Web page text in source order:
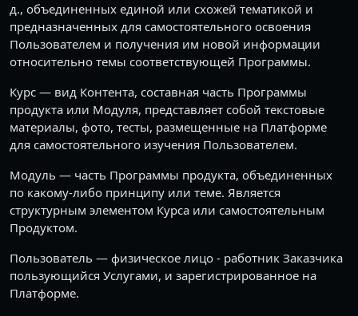
д., объединенных единой или схожей тематикой и
предназначенных для самостоятельного освоения
Пользователем и получения им новой информации
относительно темы соответствующей Программы.
Курс — вид Контента, составная часть Программы
продукта или Модуля, представляет собой текстовые
материалы, фото, тесты, размещенные на Платформе
для самостоятельного изучения Пользователем.
Модуль — часть Программы продукта, объединенных
по какому-либо принципу или теме. Является
структурным элементом Курса или самостоятельным
Продуктом.
Пользователь — физическое лицо - работник Заказчика
пользующийся Услугами, и зарегистрированное на
Платформе.